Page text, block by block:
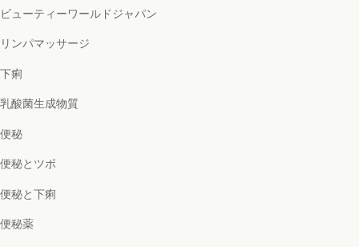
ビューティーワールドジャパン
リンパマッサージ
下痢
乳酸菌生成物質
便秘
便秘とツボ
便秘と下痢
便秘薬